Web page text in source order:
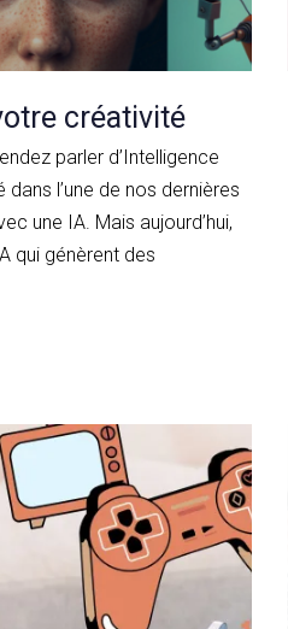
créativité
parler d’Intelligence
l’une de nos dernières
une IA. Mais aujourd’hui,
qui génèrent des